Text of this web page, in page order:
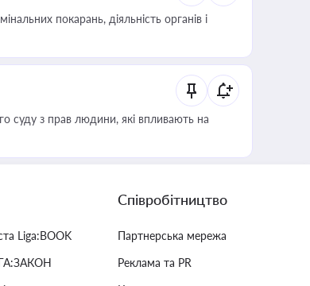
покарань, діяльність органів і
суду з прав людини, які впливають на
Liga:BOOK
Співробітництво
Партнерська мережа
Реклама та PR